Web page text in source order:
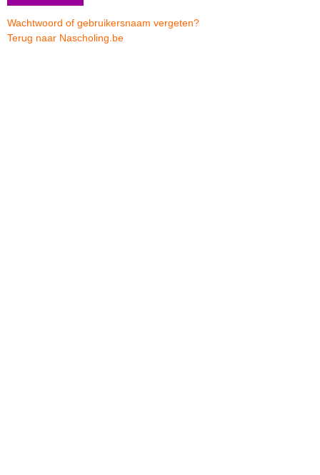
Wachtwoord of gebruikersnaam vergeten?
Terug naar Nascholing.be